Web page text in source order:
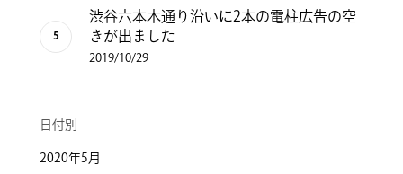
渋谷六本木通り沿いに2本の電柱広告の空
きが出ました
2019/10/29
日付別
2020年5月